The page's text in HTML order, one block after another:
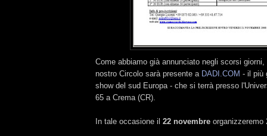
Come abbiamo già annunciato negli scorsi
nostro Circolo sarà presente a DADI.COM - il più
show del sud Europa - che si terrà presso
65 a Crema (CR).
In tale occasione il 22 novembre organizzeremo